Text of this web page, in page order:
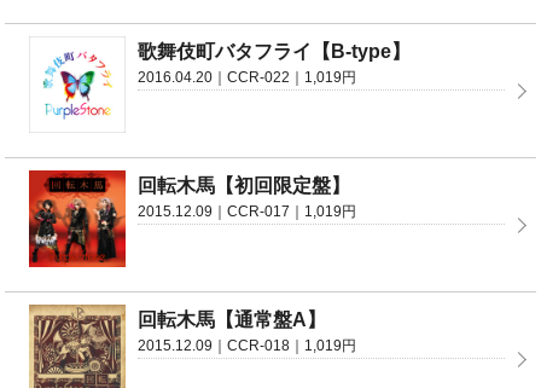
歌舞伎町バタフライ【B-type】
2016.04.20｜CCR-022｜1,019円
回転木馬【初回限定盤】
2015.12.09｜CCR-017｜1,019円
回転木馬【通常盤A】
2015.12.09｜CCR-018｜1,019円